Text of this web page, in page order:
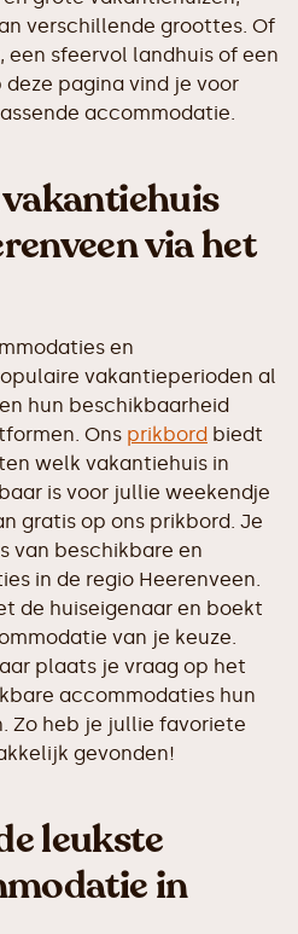
verschillende groottes. Of
een sfeervol landhuis of een
pagina vind je voor
accommodatie.
via het
en
vakantieperioden al
hun beschikbaarheid
Ons prikbord biedt
welk vakantiehuis in
is voor jullie weekendje
gratis op ons prikbord. Je
van beschikbare en
in de regio Heerenveen.
de huiseigenaar en boekt
van je keuze.
plaats je vraag op het
accommodaties hun
Zo heb je jullie favoriete
gevonden!
leukste
in